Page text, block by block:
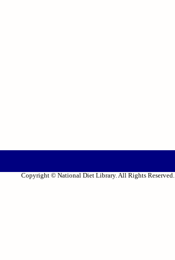
Copyright © National Diet Library. All Rights Reserved.